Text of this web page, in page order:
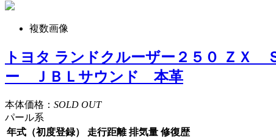
複数画像
トヨタ ランドクルーザー２５０ Ｚ
ー ＪＢＬサウンド 本革
本体価格： SOLD OUT
パール系
年式（初度登録）
走行距離 排気量 修復歴